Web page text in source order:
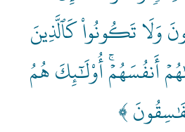
وَلَا تَكُونُواْ كَٱلَّذِينَ
أَنفُسَهُمۡۚ أُوْلَٰٓئِكَ هُمُ
﴾